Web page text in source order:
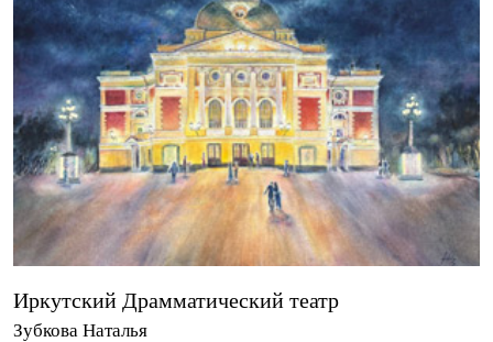
Иркутский Драмматический театр
Зубкова Наталья